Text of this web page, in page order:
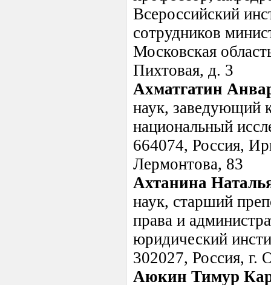
Всероссийский
сотрудников
Московская
Пихтовая, д. 3
Ахматгатин
наук, заведующий
национальный
664074, Россия,
Лермонтова, 83
Ахтанина
наук, старший
права и
юридический
302027, Россия, г.
Аюкин Тимур